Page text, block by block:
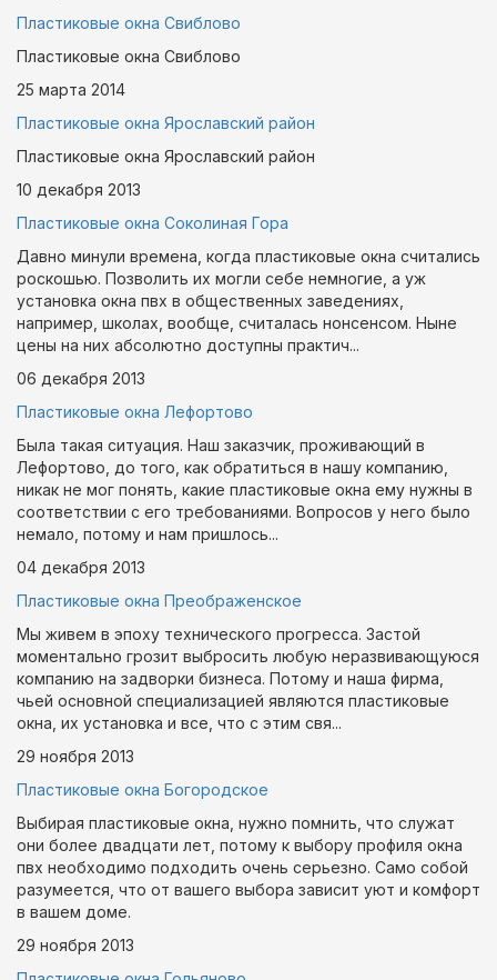
Пластиковые окна Свиблово
Пластиковые окна Свиблово
25 марта 2014
Пластиковые окна Ярославский район
Пластиковые окна Ярославский район
10 декабря 2013
Пластиковые окна Соколиная Гора
Давно минули времена, когда пластиковые окна считались
роскошью. Позволить их могли себе немногие, а уж
установка окна пвх в общественных заведениях,
например, школах, вообще, считалась нонсенсом. Ныне
цены на них абсолютно доступны практич...
06 декабря 2013
Пластиковые окна Лефортово
Была такая ситуация. Наш заказчик, проживающий в
Лефортово, до того, как обратиться в нашу компанию,
никак не мог понять, какие пластиковые окна ему нужны в
соответствии с его требованиями. Вопросов у него было
немало, потому и нам пришлось...
04 декабря 2013
Пластиковые окна Преображенское
Мы живем в эпоху технического прогресса. Застой
моментально грозит выбросить любую неразвивающуюся
компанию на задворки бизнеса. Потому и наша фирма,
чьей основной специализацией являются пластиковые
окна, их установка и все, что с этим свя...
29 ноября 2013
Пластиковые окна Богородское
Выбирая пластиковые окна, нужно помнить, что служат
они более двадцати лет, потому к выбору профиля окна
пвх необходимо подходить очень серьезно. Само собой
разумеется, что от вашего выбора зависит уют и комфорт
в вашем доме.
29 ноября 2013